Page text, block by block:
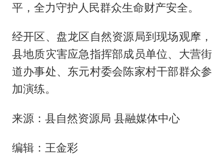
平，全力守护人民群众生命财产安全。
经开区、盘龙区自然资源局到现场观摩，
县地质灾害应急指挥部成员单位、大营街
道办事处、东元村委会陈家村干部群众参
加演练。
来源：县自然资源局 县融媒体中心
编辑：王金彩